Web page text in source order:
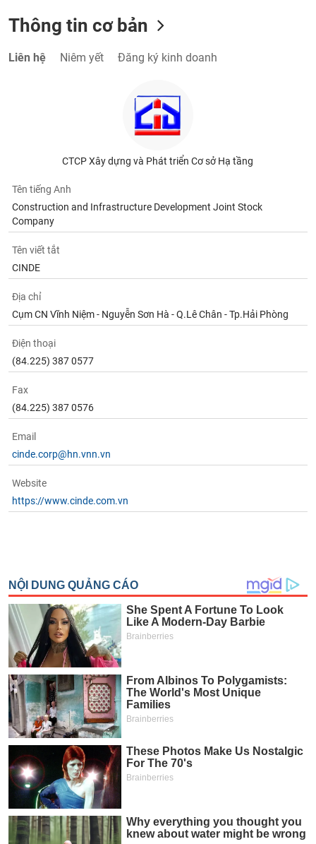
Thông tin cơ bản
Liên hệ Niêm yết Đăng ký kinh doanh
CTCP Xây dựng và Phát triển Cơ sở Hạ tầng
Tên tiếng Anh
Construction and Infrastructure Development Joint Stock
Company
Tên viết tắt
CINDE
Địa chỉ
Cụm CN Vĩnh Niệm - Nguyễn Sơn Hà - Q.Lê Chân - Tp.Hải Phòng
Điện thoại
(84.225) 387 0577
Fax
(84.225) 387 0576
Email
cinde.corp@hn.vnn.vn
Website
https://www.cinde.com.vn